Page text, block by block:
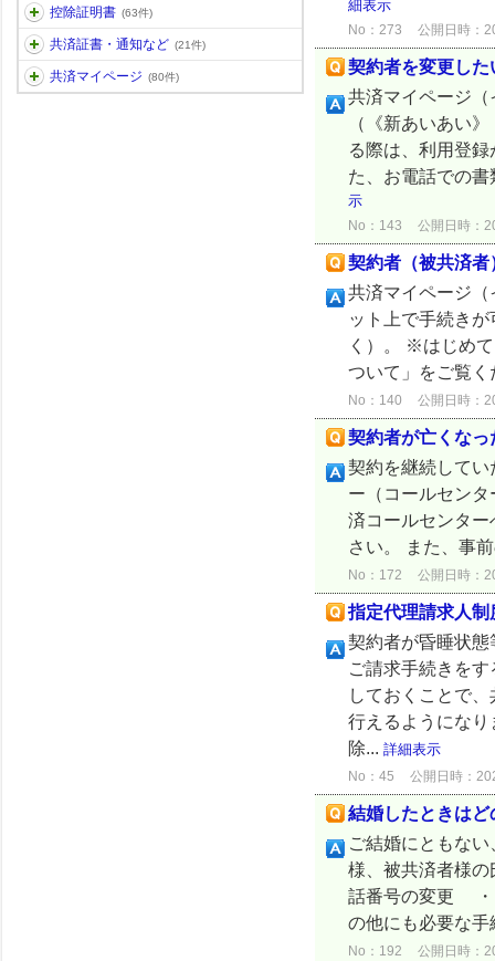
控除証明書 (63件)
共済証書・通知など (21件)
共済マイページ (80件)
細表示
No：273 公開日時：
契約者を変更し
共済マイページ
（《新あいあい
る際は、利用登
た、お電話での
示
No：143 公開日時：
契約者（被共済
共済マイページ
ット上で手続き
く）。 ※はじめ
ついて」をご覧
No：140 公開日時：
契約者が亡くな
契約を継続して
ー（コールセン
済コールセンタ
さい。 また、事
No：172 公開日時：
指定代理請求人
契約者が昏睡状
ご請求手続きを
しておくことで
行えるようにな
除... 詳細表示
No：45 公開日時：
結婚したときは
ご結婚にともな
様、被共済者様
話番号の変更 ・
の他にも必要な
No：192 公開日時：